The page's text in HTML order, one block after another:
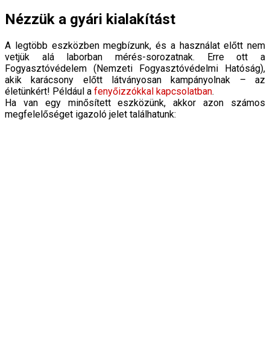
Nézzük a gyári kialakítást
A legtöbb eszközben megbízunk, és a használat előtt nem
vetjük alá laborban mérés-sorozatnak. Erre ott a
Fogyasztóvédelem (Nemzeti Fogyasztóvédelmi Hatóság),
akik karácsony előtt látványosan kampányolnak – az
életünkért! Például a fenyőizzókkal kapcsolatban.
Ha van egy minősített eszközünk, akkor azon számos
megfelelőséget igazoló jelet találhatunk: